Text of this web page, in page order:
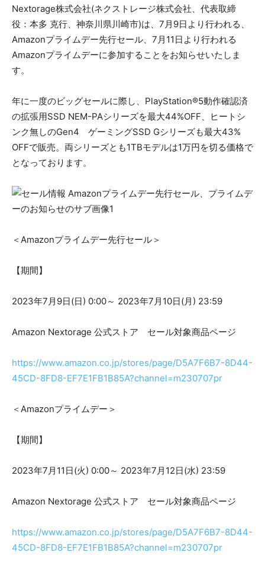
Nextorage株式会社(ネクストレージ株式会社、代表取締
役：本多 克行、神奈川県川崎市)は、7月9日より行われる、
Amazonプライムデー先行セール、7月11日より行われる
Amazonプライムデーに参加することをお知らせいたしま
す。
年に一度のビッグセールに際し、PlayStation®5動作確認済
の拡張用SSD NEM-PAシリーズを最大44%OFF、ヒートシ
ンク無しのGen4 ゲーミングSSD Gシリーズも最大43%
OFFで販売。両シリーズとも1TBモデルは1万円を切る価格で
となっております。
＜Amazonプライムデー先行セール＞
【期間】
2023年7月9日(日) 0:00～ 2023年7月10日(月) 23:59
Amazon Nextorage 公式ストア セール対象商品ページ
https://www.amazon.co.jp/stores/page/D5A7F6B7-8D44-
45CD-8FD8-EF7E1FB1B85A?channel=m230707pr
＜Amazonプライムデー＞
【期間】
2023年7月11日(火) 0:00～ 2023年7月12日(水) 23:59
Amazon Nextorage 公式ストア セール対象商品ページ
https://www.amazon.co.jp/stores/page/D5A7F6B7-8D44-
45CD-8FD8-EF7E1FB1B85A?channel=m230707pr